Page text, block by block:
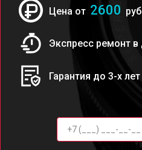
Цена от 2600 руб
Экспресс ремонт
Гарантия до 3-х лет